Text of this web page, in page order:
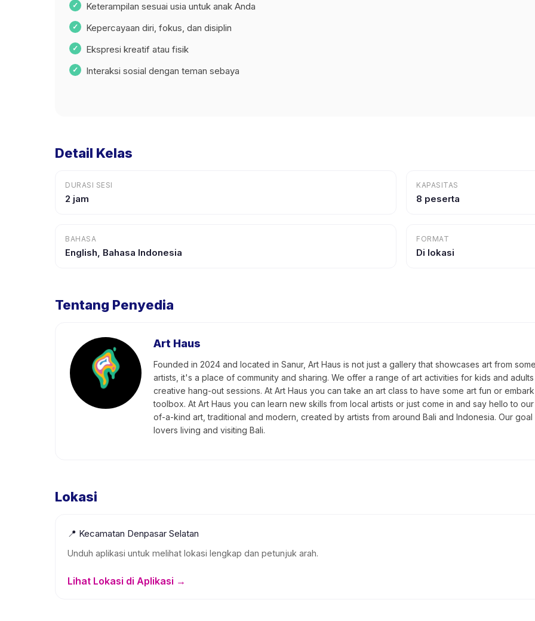
Keterampilan sesuai usia untuk anak Anda
Kepercayaan diri, fokus, dan disiplin
Ekspresi kreatif atau fisik
Interaksi sosial dengan teman sebaya
Detail Kelas
DURASI SESI
2 jam
KAPASITAS
8 peserta
BAHASA
English, Bahasa Indonesia
FORMAT
Di lokasi
Tentang Penyedia
Art Haus
Founded in 2024 and located in Sanur, Art Haus is not just a gallery that showcases art from
artists, it's a place of community and sharing. We offer a range of art activities for kids and
creative hang-out sessions. At Art Haus you can take an art class to have some art fun or
toolbox. At Art Haus you can learn new skills from local artists or just come in and say hello to
of-a-kind art, traditional and modern, created by artists from around Bali and Indonesia. Our
lovers living and visiting Bali.
Lokasi
📍 Kecamatan Denpasar Selatan
Unduh aplikasi untuk melihat lokasi lengkap dan petunjuk arah.
Lihat Lokasi di Aplikasi →